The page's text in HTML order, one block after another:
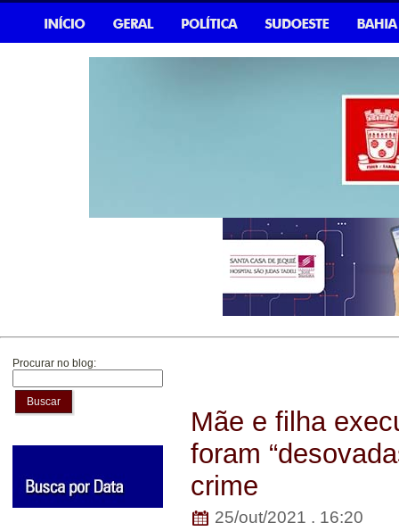
Procurar no blog:
Buscar
Mãe e filha
foram
crime
25/out/2021 . 16:20